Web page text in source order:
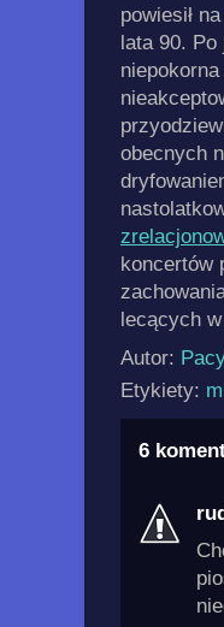
powiesił
lata 90.
obecnych
koncertów
lecących
Autor:
Etykiety:
6